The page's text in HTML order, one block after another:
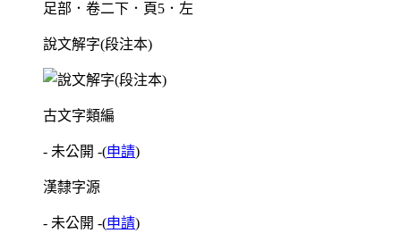
足部．卷二下．頁5．左
說文解字(段注本)
古文字類編
- 未公開 -(申請)
漢隸字源
- 未公開 -(申請)